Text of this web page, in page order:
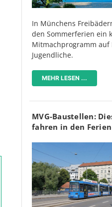
In Münchens
den Sommerferien ein
Mitmachprogramm auf
Jugendliche.
MEHR LESEN ...
MVG-Baustellen:
fahren in den